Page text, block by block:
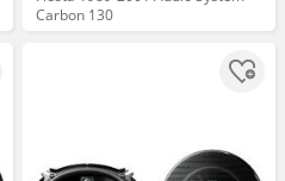
Carbon 130